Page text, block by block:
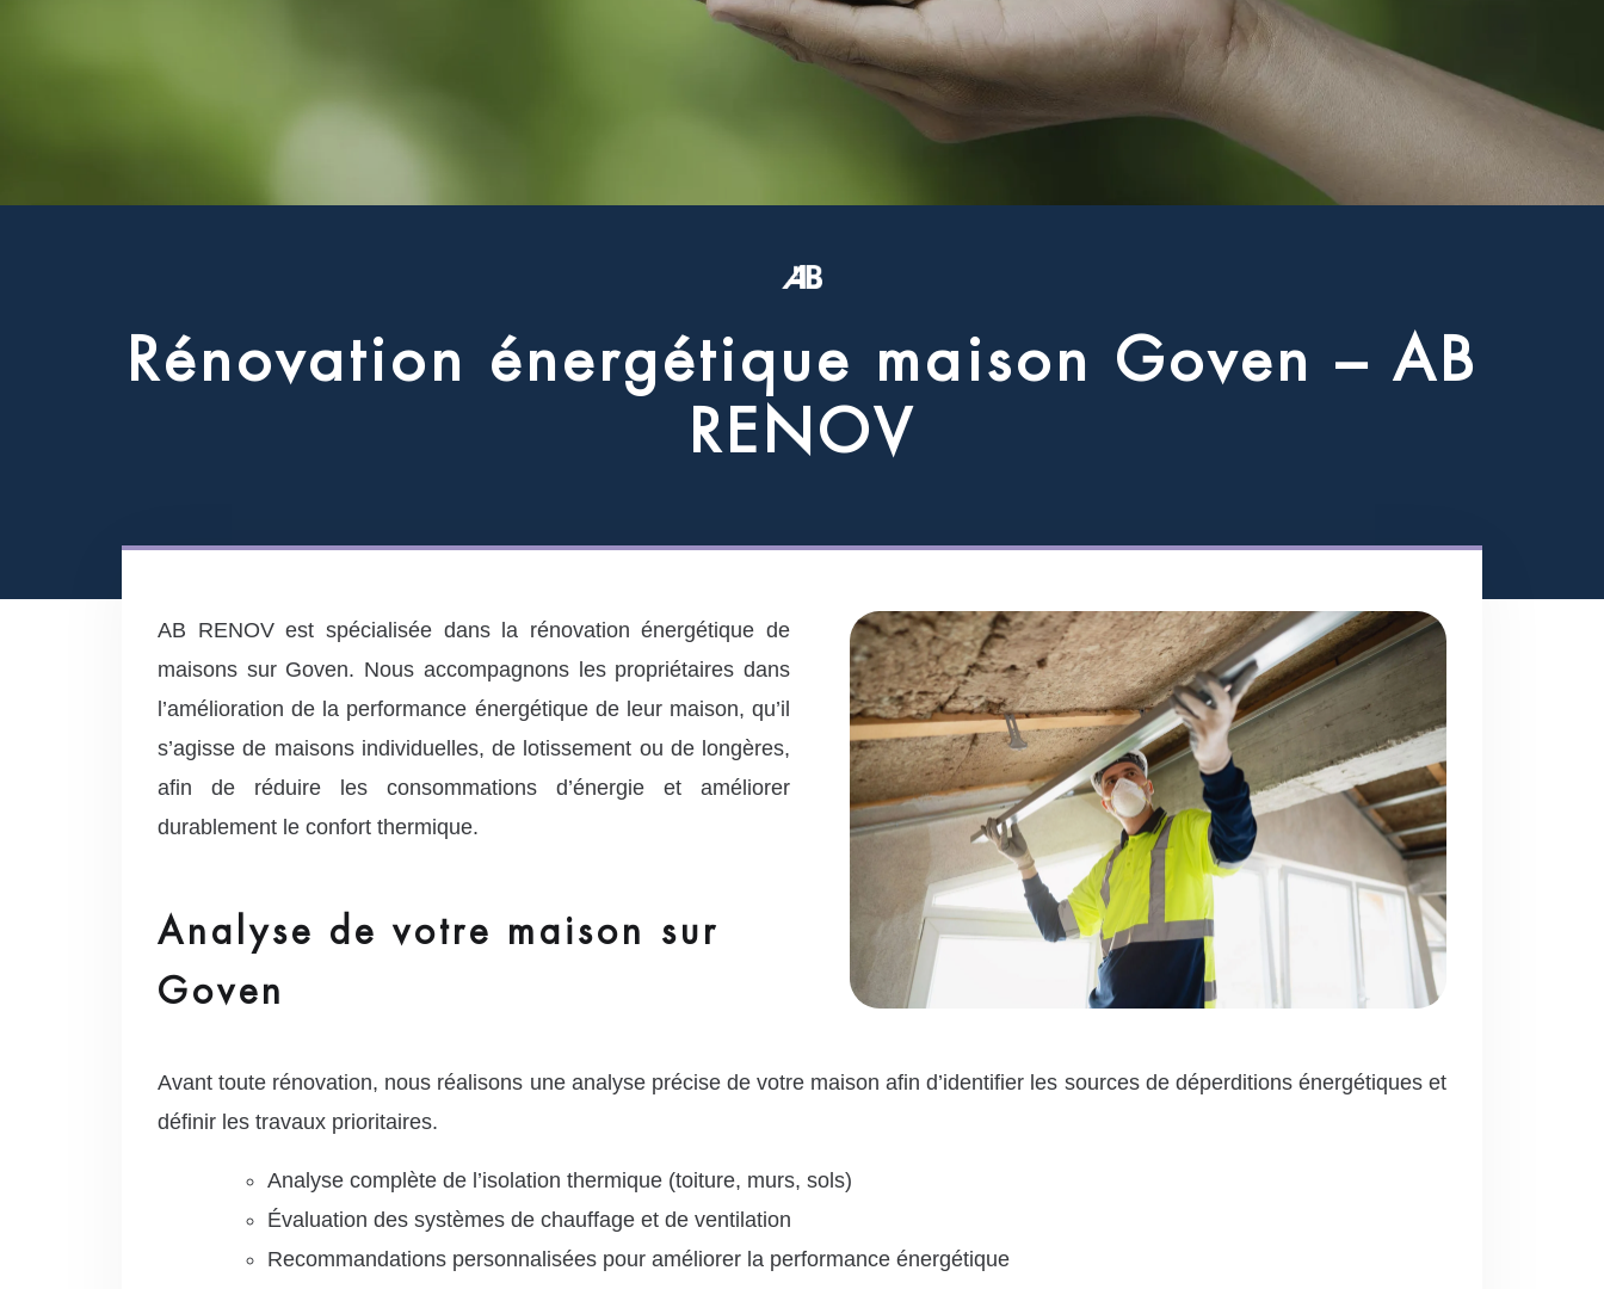
Rénovation énergétique maison Goven – AB
RENOV
AB RENOV est spécialisée dans la rénovation énergétique de
maisons sur Goven. Nous accompagnons les propriétaires dans
l’amélioration de la performance énergétique de leur maison, qu’il
s’agisse de maisons individuelles, de lotissement ou de longères,
afin de réduire les consommations d’énergie et améliorer
durablement le confort thermique.
Analyse de votre maison sur
Goven
Avant toute rénovation, nous réalisons une analyse précise de votre maison afin d’identifier les sources de déperditions énergétiques et
définir les travaux prioritaires.
Analyse complète de l’isolation thermique (toiture, murs, sols)
Évaluation des systèmes de chauffage et de ventilation
Recommandations personnalisées pour améliorer la performance énergétique